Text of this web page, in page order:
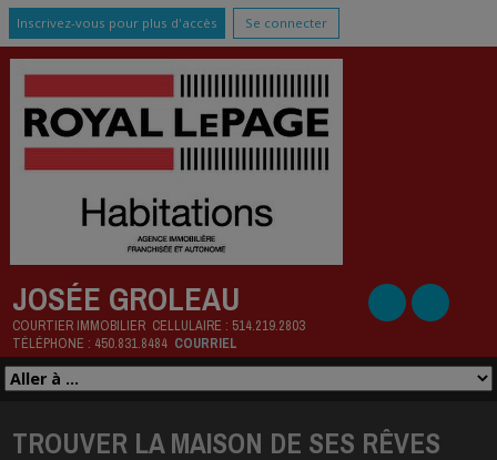
Inscrivez-vous pour plus d'accès Se connecter
JOSÉE GROLEAU
COURTIER IMMOBILIER CELLULAIRE : 514.219.2803
TÉLÉPHONE : 450.831.8484 COURRIEL
TROUVER LA MAISON DE SES RÊVES